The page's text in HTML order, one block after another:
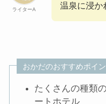
ライターA
温泉に浸か
おかだのおすすめポイン
たくさんの種類
ートホテル